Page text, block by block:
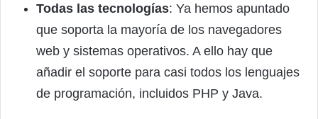
Todas las tecnologías: Ya hemos apuntado
que soporta la mayoría de los navegadores
web y sistemas operativos. A ello hay que
añadir el soporte para casi todos los lenguajes
de programación, incluidos PHP y Java.